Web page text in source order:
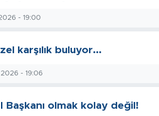
- 19:00
karşılık buluyor...
- 19:06
Başkanı olmak kolay değil!